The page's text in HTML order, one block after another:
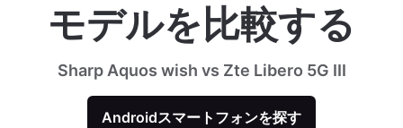
モデルを比較する
Sharp Aquos wish vs Zte Libero 5G III
Androidスマートフォンを探す